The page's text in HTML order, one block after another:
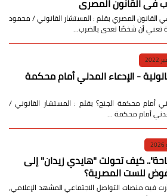
في القانون المصري
القانون المصري بقلم : المستشار القانوني / محمود
تعني أن شخصًا تعدى بالضرب…
- الإدعاء المدني أمام محكمة
أمام محكمة الجنح؟ بقلم : المستشار القانوني /
أمام محكمة …
كيف تحولت "هايدي زيدان" إلى
للست المصرية؟
منصات التواصل الاجتماعي المشهد الإعلامي،